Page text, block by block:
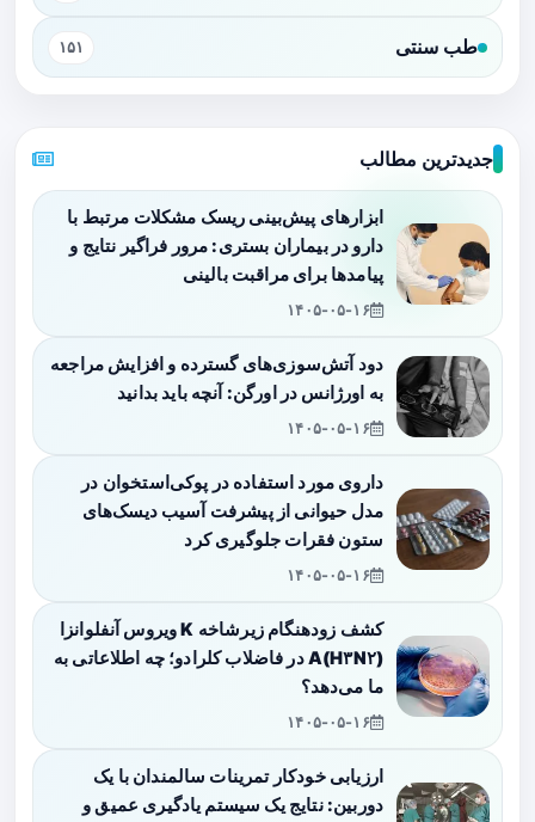
طب سنتی ۱۵۱
جدیدترین مطالب
ابزارهای پیش‌بینی ریسک مشکلات مرتبط با
دارو در بیماران بستری: مرور فراگیر نتایج و
پیامدها برای مراقبت بالینی
۱۴۰۵-۰۵-۱۶
دود آتش‌سوزی‌های گسترده و افزایش مراجعه
به اورژانس در اورگن: آنچه باید بدانید
۱۴۰۵-۰۵-۱۶
داروی مورد استفاده در پوکی‌استخوان در
مدل حیوانی از پیشرفت آسیب دیسک‌های
ستون فقرات جلوگیری کرد
۱۴۰۵-۰۵-۱۶
کشف زودهنگام زیرشاخه K ویروس آنفلوانزا
A(H۳N۲) در فاضلاب کلرادو؛ چه اطلاعاتی به
ما می‌دهد؟
۱۴۰۵-۰۵-۱۶
ارزیابی خودکار تمرینات سالمندان با یک
دوربین: نتایج یک سیستم یادگیری عمیق و